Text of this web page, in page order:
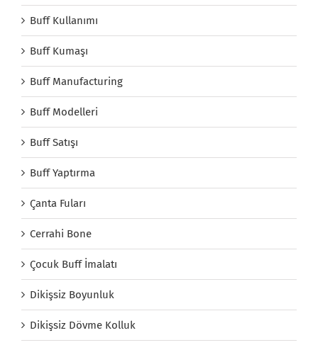
Buff Kullanımı
Buff Kumaşı
Buff Manufacturing
Buff Modelleri
Buff Satışı
Buff Yaptırma
Çanta Fuları
Cerrahi Bone
Çocuk Buff İmalatı
Dikişsiz Boyunluk
Dikişsiz Dövme Kolluk